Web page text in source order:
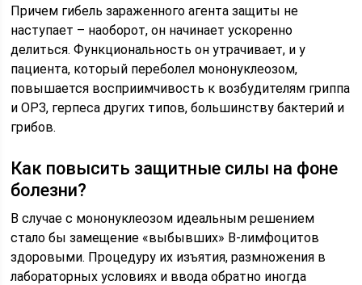
Причем гибель зараженного агента защиты не
наступает – наоборот, он начинает ускоренно
делиться. Функциональность он утрачивает, и у
пациента, который переболел мононуклеозом,
повышается восприимчивость к возбудителям гриппа
и ОРЗ, герпеса других типов, большинству бактерий и
грибов.
Как повысить защитные силы на фоне
болезни?
В случае с мононуклеозом идеальным решением
стало бы замещение «выбывших» В-лимфоцитов
здоровыми. Процедуру их изъятия, размножения в
лабораторных условиях и ввода обратно иногда